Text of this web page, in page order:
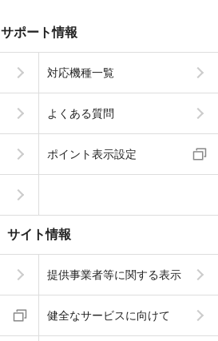
サポート情報
対応機種一覧
よくある質問
ポイント表示設定
サイト情報
提供事業者等に関する表示
健全なサービスに向けて